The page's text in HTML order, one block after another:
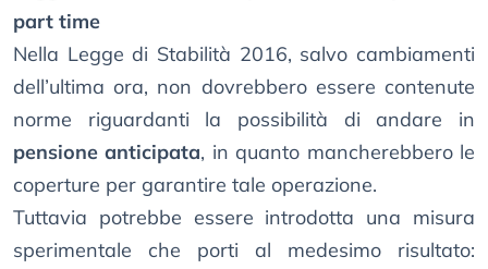
part time
Nella Legge di Stabilità 2016, salvo cambiamenti
dell’ultima ora, non dovrebbero essere contenute
norme riguardanti la possibilità di andare in
pensione anticipata, in quanto mancherebbero le
coperture per garantire tale operazione.
Tuttavia potrebbe essere introdotta una misura
sperimentale che porti al medesimo risultato: